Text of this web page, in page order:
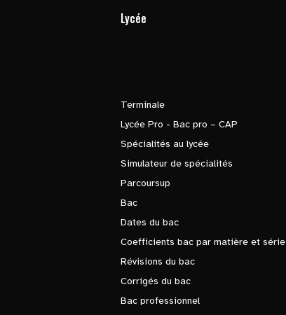
Lycée
Terminale
Lycée Pro - Bac pro – CAP
Spécialités au lycée
Simulateur de spécialités
Parcoursup
Bac
Dates du bac
Coefficients bac par matière et série
Révisions du bac
Corrigés du bac
Bac professionnel